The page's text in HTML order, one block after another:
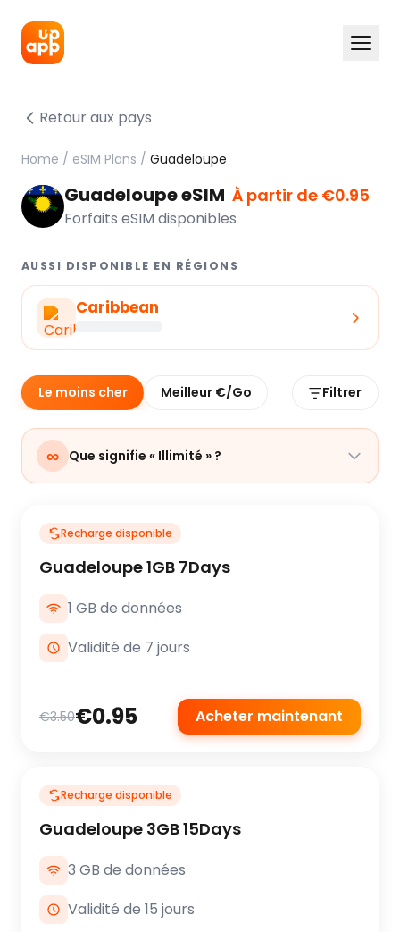
Retour aux pays
Home / eSIM Plans / Guadeloupe
Guadeloupe eSIM À partir de €0.95
Forfaits eSIM disponibles
AUSSI DISPONIBLE EN RÉGIONS
Caribbean
Le moins cher Meilleur €/Go Filtrer
∞ Que signifie « Illimité » ?
Recharge disponible
Guadeloupe 1GB 7Days
1 GB de données
Validité de 7 jours
€3.50€0.95 Acheter maintenant
Recharge disponible
Guadeloupe 3GB 15Days
3 GB de données
Validité de 15 jours